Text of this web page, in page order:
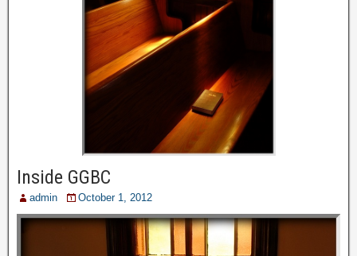
Inside GGBC
admin October 1, 2012